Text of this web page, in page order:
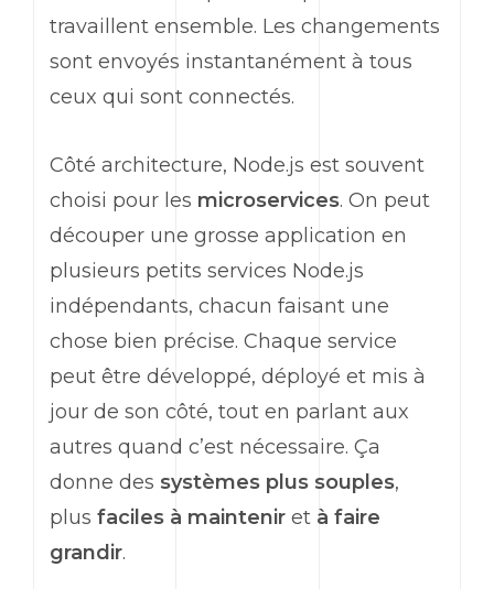
travaillent ensemble. Les changements
sont envoyés instantanément à tous
ceux qui sont connectés.
Côté architecture, Node.js est souvent
choisi pour les microservices. On peut
découper une grosse application en
plusieurs petits services Node.js
indépendants, chacun faisant une
chose bien précise. Chaque service
peut être développé, déployé et mis à
jour de son côté, tout en parlant aux
autres quand c’est nécessaire. Ça
donne des systèmes plus souples,
plus faciles à maintenir et à faire
grandir.